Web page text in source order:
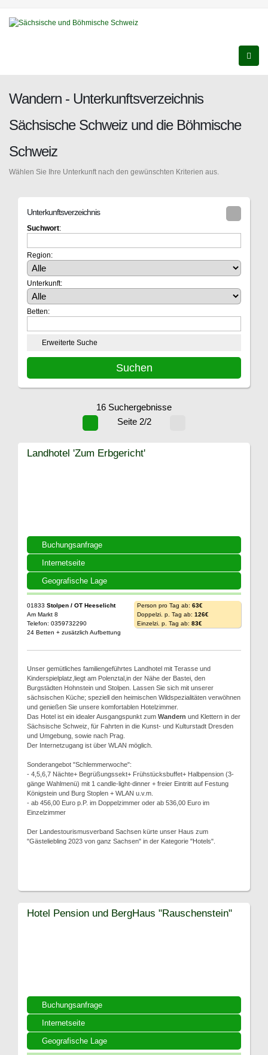
Wandern - Unterkunftsverzeichnis
Sächsische Schweiz und die Böhmische
Schweiz
Wählen Sie Ihre Unterkunft nach den gewünschten Kriterien aus.
Unterkunftsverzeichnis
Suchwort:
Region:
Unterkunft:
Betten:
Erweiterte Suche
16 Suchergebnisse
Seite 2/2
Buchungsanfrage
Internetseite
Geografische Lage
Landhotel 'Zum Erbgericht'
01833 Stolpen / OT Heeselicht
Am Markt 8
Telefon: 0359732290
24 Betten + zusätzlich Aufbettung
Person pro Tag ab: 63€
Doppelzi. p. Tag ab: 126€
Einzelzi. p. Tag ab: 83€
Unser gemütliches familiengeführtes Landhotel mit Terasse und
Kinderspielplatz,liegt am Polenztal,in der Nähe der Bastei, den
Burgstädten Hohnstein und Stolpen. Lassen Sie sich mit unserer
sächsischen Küche; speziell den heimischen Wildspezialitäten verwöhnen
und genießen Sie unsere komfortablen Hotelzimmer.
Das Hotel ist ein idealer Ausgangspunkt zum Wandern und Klettern in der
Sächsische Schweiz, für Fahrten in die Kunst- und Kulturstadt Dresden
und Umgebung, sowie nach Prag.
Der Internetzugang ist über WLAN möglich.
Sonderangebot "Schlemmerwoche":
- 4,5,6,7 Nächte+ Begrüßungssekt+ Frühstücksbuffet+ Halbpension (3-
gänge Wahlmenü) mit 1 candle-light-dinner + freier Eintritt auf Festung
Königstein und Burg Stoplen + WLAN u.v.m.
- ab 456,00 Euro p.P. im Doppelzimmer oder ab 536,00 Euro im
Einzelzimmer
Der Landestourismusverband Sachsen kürte unser Haus zum
"Gästeliebling 2023 von ganz Sachsen" in der Kategorie "Hotels".
Buchungsanfrage
Internetseite
Geografische Lage
Hotel Pension und BergHaus "Rauschenstein"